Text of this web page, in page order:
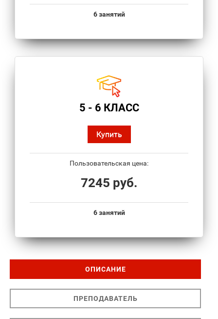
6 занятий
5 - 6 КЛАСС
Купить
Пользовательская цена:
7245 руб.
6 занятий
ОПИСАНИЕ
ПРЕПОДАВАТЕЛЬ